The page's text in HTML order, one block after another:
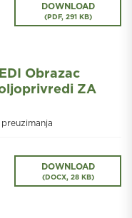
DOWNLOAD
(PDF, 291 KB)
Obrazac
ZA
preuzimanja
DOWNLOAD
(DOCX, 28 KB)